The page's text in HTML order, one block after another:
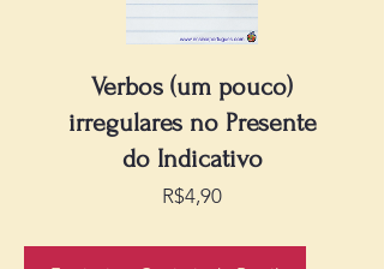
Verbos (um pouco)
irregulares no Presente
do Indicativo
R$4,90Preço